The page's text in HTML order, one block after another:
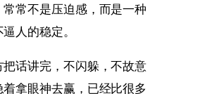
常不是压迫感，而是一种
人的稳定。
话讲完，不闪躲，不故意
拿眼神去赢，已经比很多